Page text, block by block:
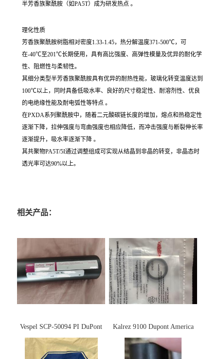
半芳香族聚酰胺（如PA5T）成为研发热点 。
理化性质
芳香族聚酰胺树脂相对密度1.33-1.45，热分解温度371-500℃，可
在-40℃至201℃长期使用，具有高比强度、高弹性模量及优异的耐化学
性、阻燃性与柔韧性。
其细分类型半芳香族聚酰胺具有优异的耐热性能，玻璃化转变温度达到
100℃以上，同时具备低吸水率、良好的尺寸稳定性、耐溶剂性、优良
的电绝缘性能及耐电弧性等特点 。
在PXDA系列聚酰胺中，随着二元酸碳链长度的增加，熔点和热稳定性
逐渐下降，拉伸强度与弯曲强度也相应降低，而冲击强度与断裂伸长率
逐渐提升，吸水率逐渐下降 。
其共聚物PA5T/5I通过调整组成可实现从结晶到非晶的转变，非晶态时
透光率可达90%以上。
相关产品：
Vespel SCP-50094 PI DuPont
杜邦
Kalrez 9100 Dupont America
杜邦 密封圈 半导体 面板